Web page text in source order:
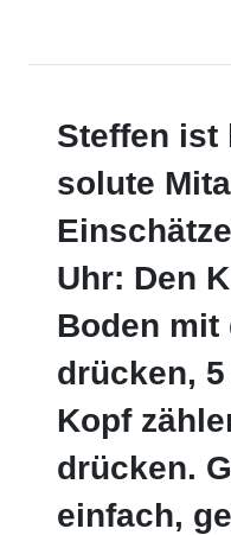
Steffen ist
solute
Uhr: Den
Boden mit
drücken,
Kopf
drücken.
einfach,